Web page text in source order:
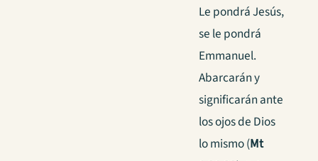
Le pondrá Jesús,
se le pondrá
Emmanuel.
Abarcarán y
significarán ante
los ojos de Dios
lo mismo (Mt